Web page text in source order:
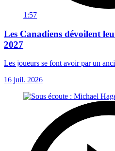
1:57
Les Canadiens dévoilent
2027
Les joueurs se font avoir par un
16 juil. 2026